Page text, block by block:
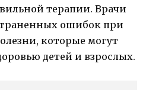
терапии. Врачи
ошибок при
которые могут
детей и взрослых.